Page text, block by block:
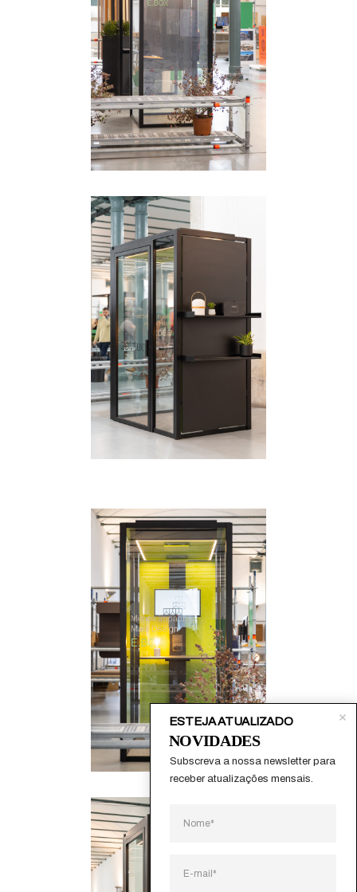
ESTEJA ATUALIZADO
Subscreva a nossa newsletter para
receber atualizações mensais.
NOVIDADES